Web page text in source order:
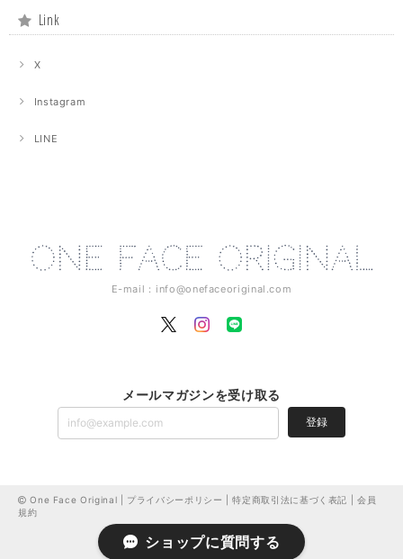
Link
X
Instagram
LINE
E-mail： info@onefaceoriginal.com
メールマガジンを受け取る
登録
One Face Original | プライバシーポリシー |特定商取引法に基づく表記 |会員
規約
ショップに質問する